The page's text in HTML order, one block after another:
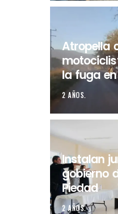
Atropella
la fuga
2 AÑOS.
Instalan
gobierno
Piedad
2 AÑOS.